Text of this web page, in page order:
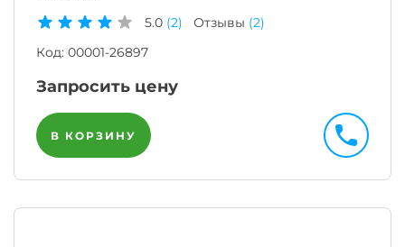
5.0 (2) Отзывы (2)
Код: 00001-26897
Запросить цену
В КОРЗИНУ